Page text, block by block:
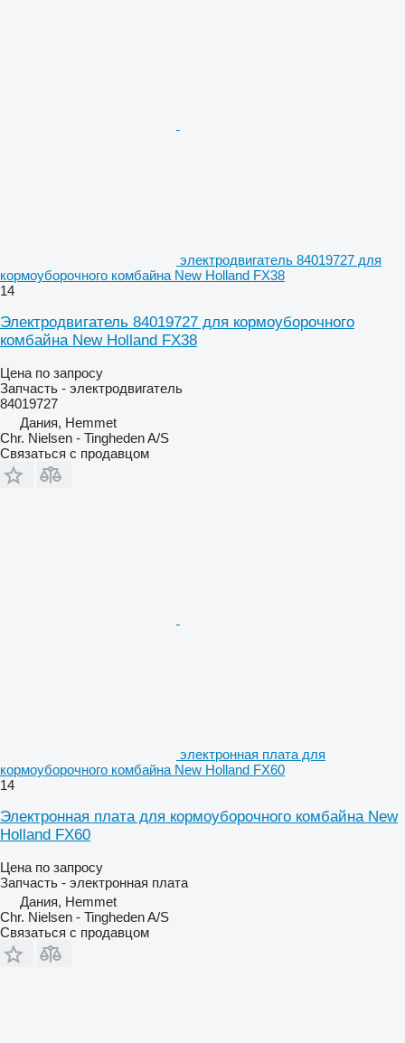
электродвигатель 84019727 для
кормоуборочного комбайна New Holland FX38
14
Электродвигатель 84019727 для кормоуборочного
комбайна New Holland FX38
Цена по запросу
Запчасть - электродвигатель
84019727
Дания, Hemmet
Chr. Nielsen - Tingheden A/S
Связаться с продавцом
электронная плата для
кормоуборочного комбайна New Holland FX60
14
Электронная плата для кормоуборочного комбайна New
Holland FX60
Цена по запросу
Запчасть - электронная плата
Дания, Hemmet
Chr. Nielsen - Tingheden A/S
Связаться с продавцом